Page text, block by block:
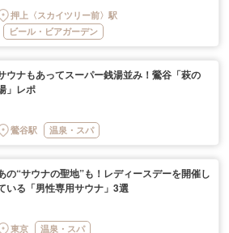
押上〈スカイツリー前〉駅
ビール・ビアガーデン
ウナもあってスーパー銭湯並み！鶯谷「萩の
」レポ
鶯谷駅 温泉・スパ
の“サウナの聖地”も！レディースデーを開催し
いる「男性専用サウナ」3選
東京 温泉・スパ